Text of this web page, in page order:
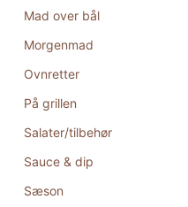
Mad over bål
Morgenmad
Ovnretter
På grillen
Salater/tilbehør
Sauce & dip
Sæson